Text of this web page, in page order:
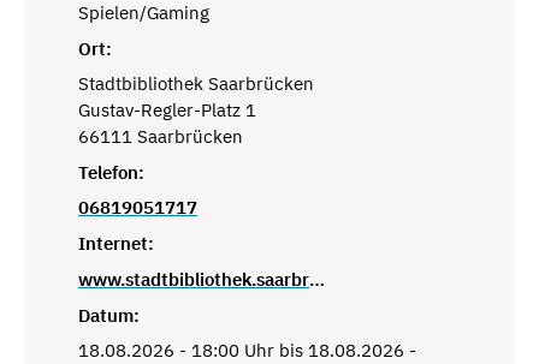
Spielen/Gaming
Ort:
Stadtbibliothek Saarbrücken
Gustav-Regler-Platz 1
66111 Saarbrücken
Telefon:
06819051717
Internet:
www.stadtbibliothek.saarbruecken.de
Datum:
18.08.2026 - 18:00 Uhr bis 18.08.2026 -